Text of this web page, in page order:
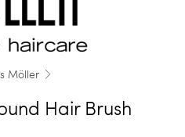
Möller
Hair Brush